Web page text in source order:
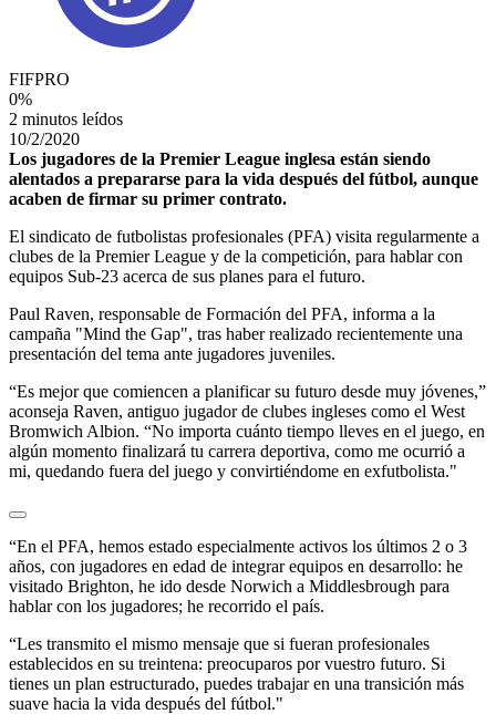
FIFPRO
0%
2 minutos leídos
10/2/2020
Los jugadores de la Premier League inglesa están siendo
alentados a prepararse para la vida después del fútbol, aunque
acaben de firmar su primer contrato.
El sindicato de futbolistas profesionales (PFA) visita regularmente a
clubes de la Premier League y de la competición, para hablar con
equipos Sub-23 acerca de sus planes para el futuro.
Paul Raven, responsable de Formación del PFA, informa a la
campaña "Mind the Gap", tras haber realizado recientemente una
presentación del tema ante jugadores juveniles.
“Es mejor que comiencen a planificar su futuro desde muy jóvenes,”
aconseja Raven, antiguo jugador de clubes ingleses como el West
Bromwich Albion. “No importa cuánto tiempo lleves en el juego, en
algún momento finalizará tu carrera deportiva, como me ocurrió a
mi, quedando fuera del juego y convirtiéndome en exfutbolista."
“En el PFA, hemos estado especialmente activos los últimos 2 o 3
años, con jugadores en edad de integrar equipos en desarrollo: he
visitado Brighton, he ido desde Norwich a Middlesbrough para
hablar con los jugadores; he recorrido el país.
“Les transmito el mismo mensaje que si fueran profesionales
establecidos en su treintena: preocuparos por vuestro futuro. Si
tienes un plan estructurado, puedes trabajar en una transición más
suave hacia la vida después del fútbol."